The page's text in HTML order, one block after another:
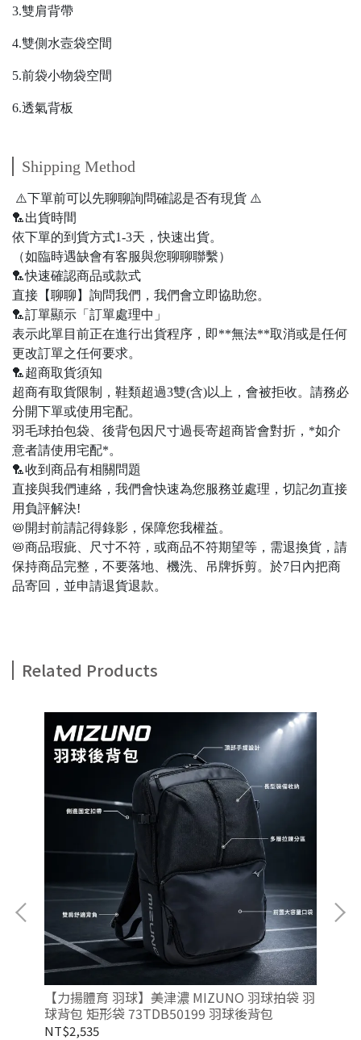
3.雙肩背帶
4.雙側水壼袋空間
5.前袋小物袋空間
6.透氣背板
Shipping Method
⚠️下單前可以先聊聊詢問確認是否有現貨 ⚠️
🏸出貨時間
依下單的到貨方式1-3天，快速出貨。
（如臨時遇缺會有客服與您聊聊聯繫）
🏸快速確認商品或款式
直接【聊聊】詢問我們，我們會立即協助您。
🏸訂單顯示「訂單處理中」
表示此單目前正在進行出貨程序，即**無法**取消或是任何
更改訂單之任何要求。
🏸超商取貨須知
超商有取貨限制，鞋類超過3雙(含)以上，會被拒收。請務必
分開下單或使用宅配。
羽毛球拍包袋、後背包因尺寸過長寄超商皆會對折，*如介
意者請使用宅配*。
🏸收到商品有相關問題
直接與我們連絡，我們會快速為您服務並處理，切記勿直接
用負評解決!
📛開封前請記得錄影，保障您我權益。
📛商品瑕疵、尺寸不符，或商品不符期望等，需退換貨，請
保持商品完整，不要落地、機洗、吊牌拆剪。於7日內把商
品寄回，並申請退貨退款。
Related Products
【力揚體育 羽球】美津濃 MIZUNO 羽球拍袋 羽
球背包 矩形袋 73TDB50199 羽球後背包
NT$2,535